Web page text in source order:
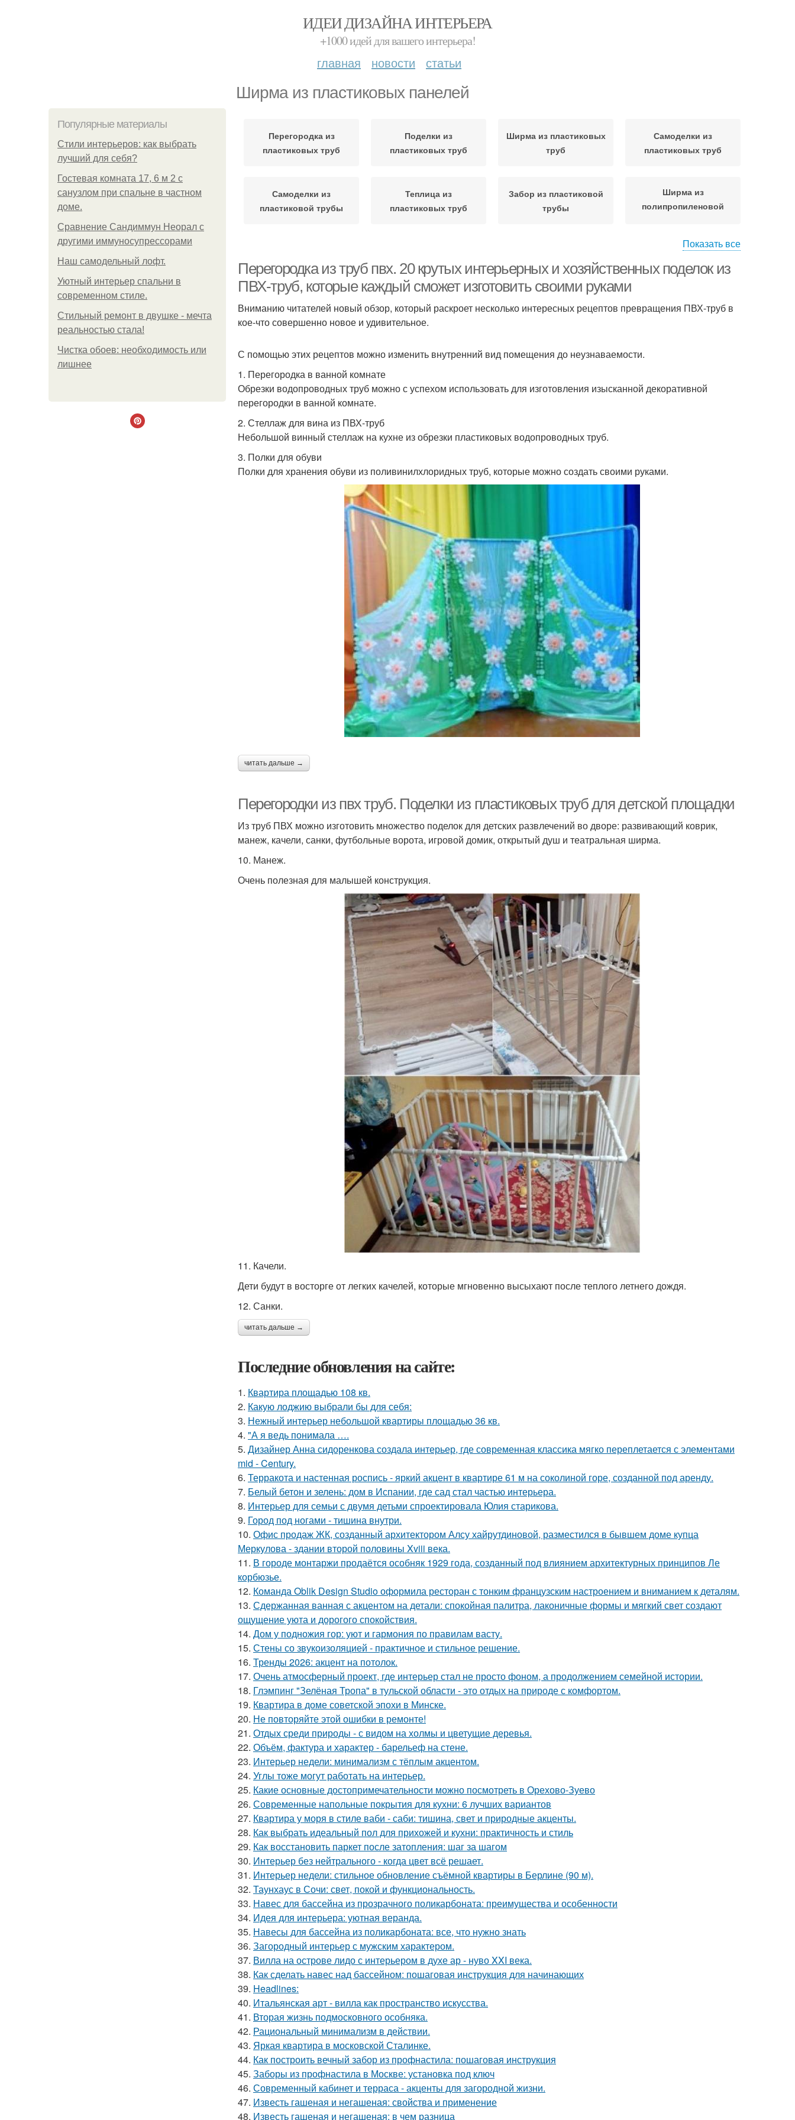
ИДЕИ ДИЗАЙНА ИНТЕРЬЕРА
+1000 идей для вашего интерьера!
главная новости статьи
Ширма из пластиковых панелей
Популярные материалы
Стили интерьеров: как выбрать
лучший для себя?
Гостевая комната 17, 6 м 2 с
санузлом при спальне в частном
доме.
Сравнение Сандиммун Неорал с
другими иммуносупрессорами
Наш самодельный лофт.
Уютный интерьер спальни в
современном стиле.
Стильный ремонт в двушке - мечта
реальностью стала!
Чистка обоев: необходимость или
лишнее
Перегородка из
пластиковых труб
Поделки из
пластиковых труб
Ширма из пластиковых
труб
Самоделки из
пластиковых труб
Самоделки из
пластиковой трубы
Теплица из
пластиковых труб
Забор из пластиковой
трубы
Ширма из
полипропиленовой
Показать все
Перегородка из труб пвх. 20 крутых интерьерных и хозяйственных поделок из
ПВХ-труб, которые каждый сможет изготовить своими руками
Вниманию читателей новый обзор, который раскроет несколько интересных рецептов превращения ПВХ-труб в
кое-что совершенно новое и удивительное.
С помощью этих рецептов можно изменить внутренний вид помещения до неузнаваемости.
1. Перегородка в ванной комнате
Обрезки водопроводных труб можно с успехом использовать для изготовления изысканной декоративной
перегородки в ванной комнате.
2. Стеллаж для вина из ПВХ-труб
Небольшой винный стеллаж на кухне из обрезки пластиковых водопроводных труб.
3. Полки для обуви
Полки для хранения обуви из поливинилхлоридных труб, которые можно создать своими руками.
читать дальше →
Перегородки из пвх труб. Поделки из пластиковых труб для детской площадки
Из труб ПВХ можно изготовить множество поделок для детских развлечений во дворе: развивающий коврик,
манеж, качели, санки, футбольные ворота, игровой домик, открытый душ и театральная ширма.
10. Манеж.
Очень полезная для малышей конструкция.
11. Качели.
Дети будут в восторге от легких качелей, которые мгновенно высыхают после теплого летнего дождя.
12. Санки.
читать дальше →
Последние обновления на сайте:
1. Квартира площадью 108 кв.
2. Какую лоджию выбрали бы для себя:
3. Нежный интерьер небольшой квартиры площадью 36 кв.
4. "А я ведь понимала ….
5. Дизайнер Анна сидоренкова создала интерьер, где современная классика мягко переплетается с элементами
mid - Century.
6. Терракота и настенная роспись - яркий акцент в квартире 61 м на соколиной горе, созданной под аренду.
7. Белый бетон и зелень: дом в Испании, где сад стал частью интерьера.
8. Интерьер для семьи с двумя детьми спроектировала Юлия старикова.
9. Город под ногами - тишина внутри.
10. Офис продаж ЖК, созданный архитектором Алсу хайрутдиновой, разместился в бывшем доме купца
Меркулова - здании второй половины Xviii века.
11. В городе монтаржи продаётся особняк 1929 года, созданный под влиянием архитектурных принципов Ле
корбюзье.
12. Команда Oblik Design Studio оформила ресторан с тонким французским настроением и вниманием к деталям.
13. Сдержанная ванная с акцентом на детали: спокойная палитра, лаконичные формы и мягкий свет создают
ощущение уюта и дорогого спокойствия.
14. Дом у подножия гор: уют и гармония по правилам васту.
15. Стены со звукоизоляцией - практичное и стильное решение.
16. Тренды 2026: акцент на потолок.
17. Очень атмосферный проект, где интерьер стал не просто фоном, а продолжением семейной истории.
18. Глэмпинг "Зелёная Тропа" в тульской области - это отдых на природе с комфортом.
19. Квартира в доме советской эпохи в Минске.
20. Не повторяйте этой ошибки в ремонте!
21. Отдых среди природы - с видом на холмы и цветущие деревья.
22. Объём, фактура и характер - барельеф на стене.
23. Интерьер недели: минимализм с тёплым акцентом.
24. Углы тоже могут работать на интерьер.
25. Какие основные достопримечательности можно посмотреть в Орехово-Зуево
26. Современные напольные покрытия для кухни: 6 лучших вариантов
27. Квартира у моря в стиле ваби - саби: тишина, свет и природные акценты.
28. Как выбрать идеальный пол для прихожей и кухни: практичность и стиль
29. Как восстановить паркет после затопления: шаг за шагом
30. Интерьер без нейтрального - когда цвет всё решает.
31. Интерьер недели: стильное обновление съёмной квартиры в Берлине (90 м).
32. Таунхаус в Сочи: свет, покой и функциональность.
33. Навес для бассейна из прозрачного поликарбоната: преимущества и особенности
34. Идея для интерьера: уютная веранда.
35. Навесы для бассейна из поликарбоната: все, что нужно знать
36. Загородный интерьер с мужским характером.
37. Вилла на острове лидо с интерьером в духе ар - нуво XXI века.
38. Как сделать навес над бассейном: пошаговая инструкция для начинающих
39. Headlines:
40. Итальянская арт - вилла как пространство искусства.
41. Вторая жизнь подмосковного особняка.
42. Рациональный минимализм в действии.
43. Яркая квартира в московской Сталинке.
44. Как построить вечный забор из профнастила: пошаговая инструкция
45. Заборы из профнастила в Москве: установка под ключ
46. Современный кабинет и терраса - акценты для загородной жизни.
47. Известь гашеная и негашеная: свойства и применение
48. Известь гашеная и негашеная: в чем разница